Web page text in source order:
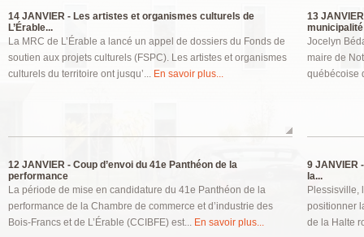
14 JANVIER - Les artistes et organismes culturels de
L’Érable...
La MRC de L’Érable a lancé un appel de dossiers du Fonds de
soutien aux projets culturels (FSPC). Les artistes et organismes
culturels du territoire ont jusqu’... En savoir plus...
13
municipalité
Jocelyn
maire de
québécoise
12 JANVIER - Coup d’envoi du 41e Panthéon de la
performance
La période de mise en candidature du 41e Panthéon de la
performance de la Chambre de commerce et d’industrie des
Bois-Francs et de L’Érable (CCIBFE) est... En savoir plus...
9 JANVIER -
la...
Plessisville,
positionner
de la Halte
Pages